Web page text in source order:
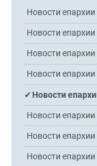
Новости
Новости
Новости епархии
Новости
Новости
Новости епархии
Новости епархии
Новости епархии